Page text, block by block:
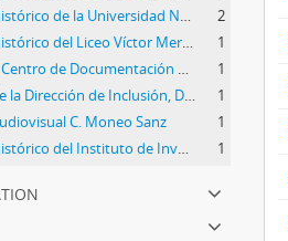
Archivo Histórico de la Universidad Nacional de La Plata
2
Archivo Histórico del Liceo Víctor Mercante "Prof. Zulma Totis"
1
Archivo y Centro de Documentación del Instituto de Investigación Historia y Teoría y Praxis de la Arquitectura y la Ciudad
1
Archivo de la Dirección de Inclusión, Discapacidad y Accesibilidad
1
C. Moneo Sanz
1
Archivo Histórico del Instituto de Investigaciones en Humanidades y Ciencias Sociales
1